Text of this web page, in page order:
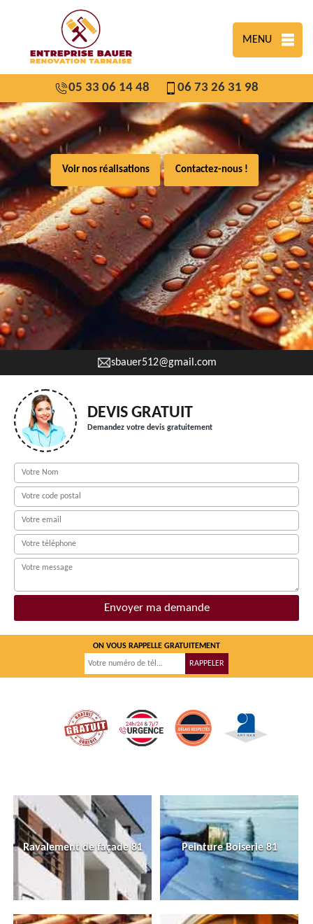
MENU
05 33 06 14 48 06 73 26 31 98
Voir nos réalisations Contactez-nous !
sbauer512@gmail.com
DEVIS GRATUIT
Demandez votre devis gratuitement
ON VOUS RAPPELLE GRATUITEMENT
Ravalement de façade 81 Peinture Boiserie 81